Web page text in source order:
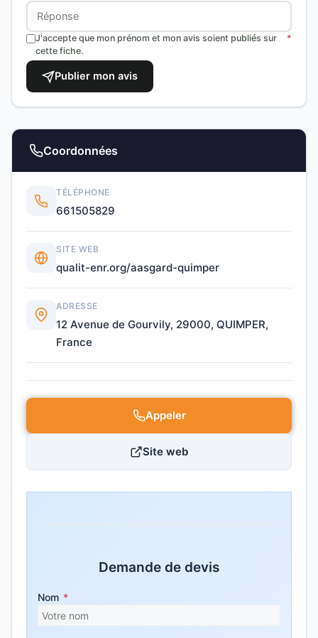
J'accepte que mon prénom et mon avis soient publiés sur
cette fiche.
*
Publier mon avis
Coordonnées
TÉLÉPHONE
661505829
SITE WEB
qualit-enr.org/aasgard-quimper
ADRESSE
12 Avenue de Gourvily, 29000, QUIMPER,
France
Appeler
Site web
Demande de devis
Nom *